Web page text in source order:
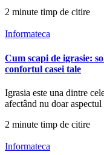
2 minute timp de citire
Informateca
Cum scapi de igrasie:
confortul casei tale
Igrasia este una dintre
afectând nu doar
2 minute timp de citire
Informateca